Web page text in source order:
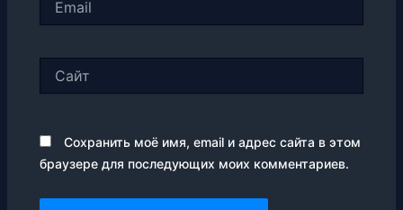
Сохранить моё имя, email и адрес сайта в этом
браузере для последующих моих комментариев.